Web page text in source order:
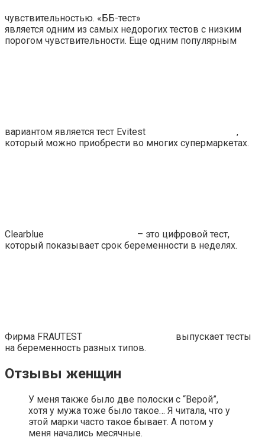
чувствительностью. «ББ-тест»
является одним из самых недорогих тестов с низким
порогом чувствительности. Еще одним популярным
вариантом является тест Evitest
,
который можно приобрести во многих супермаркетах.
Clearblue
– это цифровой тест,
который показывает срок беременности в неделях.
Фирма FRAUTEST
выпускает тесты
на беременность разных типов.
Отзывы женщин
У меня также было две полоски с “Верой”,
хотя у мужа тоже было такое… Я читала, что у
этой марки часто такое бывает. А потом у
меня начались месячные.